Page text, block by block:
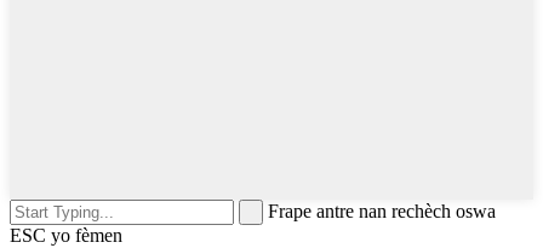
Frape antre nan rechèch oswa
ESC yo fèmen